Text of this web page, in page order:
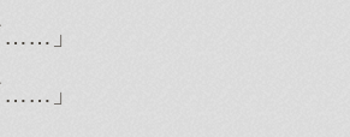
……」
……」